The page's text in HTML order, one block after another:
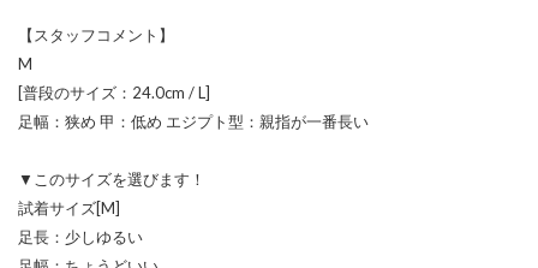
【スタッフコメント】
M
[普段のサイズ：24.0cm / L]
足幅：狭め 甲：低め エジプト型：親指が一番長い
▼このサイズを選びます！
試着サイズ[M]
足長：少しゆるい